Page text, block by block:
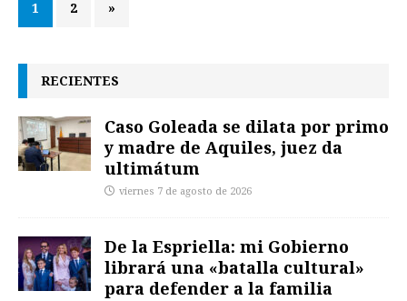
1 2 »
RECIENTES
Caso Goleada se dilata por primo
y madre de Aquiles, juez da
ultimátum
viernes 7 de agosto de 2026
De la Espriella: mi Gobierno
librará una «batalla cultural»
para defender a la familia